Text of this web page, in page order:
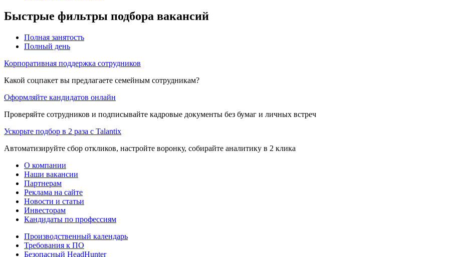
Быстрые фильтры подбора вакансий
Полная занятость
Полный день
Корпоративная поддержка сотрудников
Какой соцпакет вы предлагаете семейным сотрудникам?
Оформляйте кандидатов онлайн
Проверяйте сотрудников и подписывайте кадровые документы без бумаг и личных встреч
Ускорьте подбор в 2 раза с Talantix
Автоматизируйте сбор откликов, настройте воронку, собирайте аналитику в 2 клика
О компании
Наши вакансии
Партнерам
Реклама на сайте
Новости и статьи
Инвесторам
Кандидаты по профессиям
Производственный календарь
Требования к ПО
Безопасный HeadHunter